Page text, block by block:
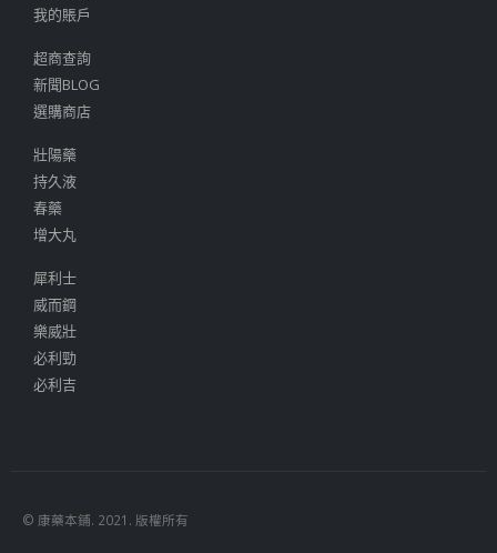
我的賬戶
超商查詢
新聞BLOG
選購商店
壯陽藥
持久液
春藥
增大丸
犀利士
威而鋼
樂威壯
必利勁
必利吉
© 康藥本鋪. 2021. 版權所有